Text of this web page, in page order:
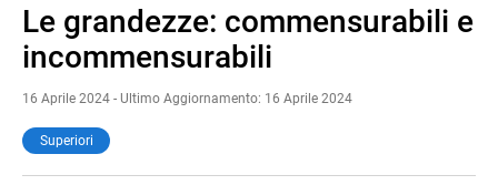
Le grandezze: commensurabili e
incommensurabili
16 Aprile 2024 - Ultimo Aggiornamento: 16 Aprile 2024
Superiori